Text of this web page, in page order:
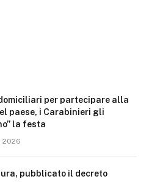
per partecipare alla
paese, i Carabinieri gli
la festa
2026
pubblicato il decreto